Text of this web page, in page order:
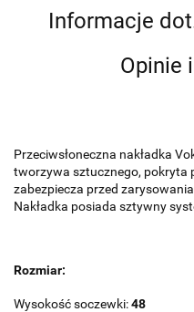
Informacje
Opinie
Przeciwsłoneczna nakładka
tworzywa sztucznego, pokryta
zabezpiecza przed
Nakładka posiada sztywny
Rozmiar:
Wysokość soczewki:48